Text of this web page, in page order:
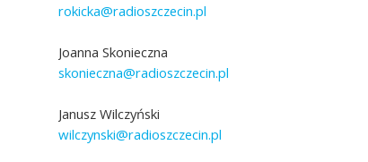
rokicka@radioszczecin.pl
Joanna Skonieczna
skonieczna@radioszczecin.pl
Janusz Wilczyński
wilczynski@radioszczecin.pl